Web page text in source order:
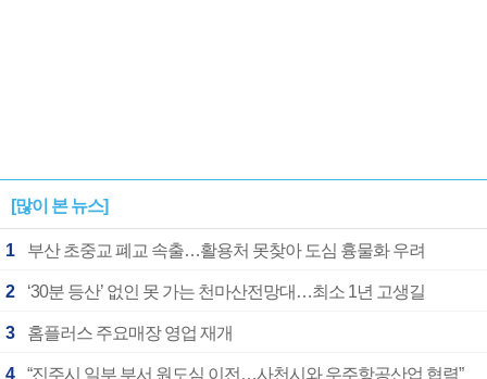
[많이 본 뉴스]
1 부산 초중교 폐교 속출…활용처 못찾아 도심 흉물화 우려
2 ‘30분 등산’ 없인 못 가는 천마산전망대…최소 1년 고생길
3 홈플러스 주요매장 영업 재개
4 “진주시 일부 부서 원도심 이전…사천시와 우주항공산업 협력”